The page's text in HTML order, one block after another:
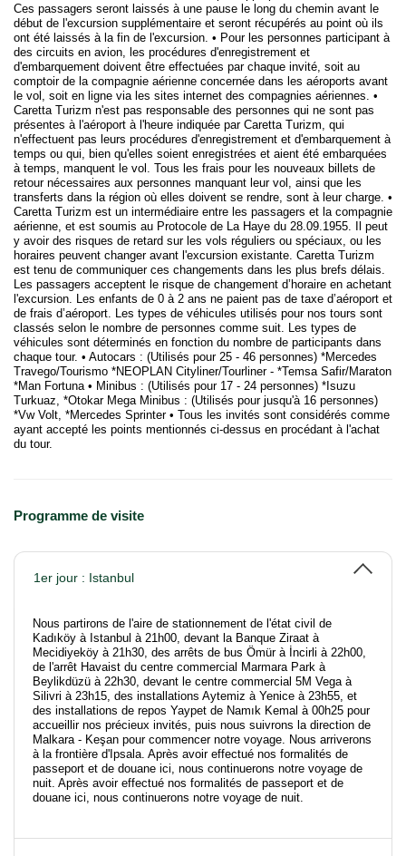
Ces passagers seront laissés à une pause le long du chemin avant le
début de l'excursion supplémentaire et seront récupérés au point où ils
ont été laissés à la fin de l'excursion. • Pour les personnes participant à
des circuits en avion, les procédures d'enregistrement et
d'embarquement doivent être effectuées par chaque invité, soit au
comptoir de la compagnie aérienne concernée dans les aéroports avant
le vol, soit en ligne via les sites internet des compagnies aériennes. •
Caretta Turizm n'est pas responsable des personnes qui ne sont pas
présentes à l'aéroport à l'heure indiquée par Caretta Turizm, qui
n'effectuent pas leurs procédures d'enregistrement et d'embarquement à
temps ou qui, bien qu'elles soient enregistrées et aient été embarquées
à temps, manquent le vol. Tous les frais pour les nouveaux billets de
retour nécessaires aux personnes manquant leur vol, ainsi que les
transferts dans la région où elles doivent se rendre, sont à leur charge. •
Caretta Turizm est un intermédiaire entre les passagers et la compagnie
aérienne, et est soumis au Protocole de La Haye du 28.09.1955. Il peut
y avoir des risques de retard sur les vols réguliers ou spéciaux, ou les
horaires peuvent changer avant l'excursion existante. Caretta Turizm
est tenu de communiquer ces changements dans les plus brefs délais.
Les passagers acceptent le risque de changement d’horaire en achetant
l'excursion. Les enfants de 0 à 2 ans ne paient pas de taxe d’aéroport et
de frais d’aéroport. Les types de véhicules utilisés pour nos tours sont
classés selon le nombre de personnes comme suit. Les types de
véhicules sont déterminés en fonction du nombre de participants dans
chaque tour. • Autocars : (Utilisés pour 25 - 46 personnes) *Mercedes
Travego/Tourismo *NEOPLAN Cityliner/Tourliner - *Temsa Safir/Maraton
*Man Fortuna • Minibus : (Utilisés pour 17 - 24 personnes) *Isuzu
Turkuaz, *Otokar Mega Minibus : (Utilisés pour jusqu'à 16 personnes)
*Vw Volt, *Mercedes Sprinter • Tous les invités sont considérés comme
ayant accepté les points mentionnés ci-dessus en procédant à l'achat
du tour.
Programme de visite
1er jour : Istanbul
Nous partirons de l'aire de stationnement de l'état civil de
Kadıköy à Istanbul à 21h00, devant la Banque Ziraat à
Mecidiyeköy à 21h30, des arrêts de bus Ömür à İncirli à 22h00,
de l'arrêt Havaist du centre commercial Marmara Park à
Beylikdüzü à 22h30, devant le centre commercial 5M Vega à
Silivri à 23h15, des installations Aytemiz à Yenice à 23h55, et
des installations de repos Yaypet de Namık Kemal à 00h25 pour
accueillir nos précieux invités, puis nous suivrons la direction de
Malkara - Keşan pour commencer notre voyage. Nous arriverons
à la frontière d'Ipsala. Après avoir effectué nos formalités de
passeport et de douane ici, nous continuerons notre voyage de
nuit. Après avoir effectué nos formalités de passeport et de
douane ici, nous continuerons notre voyage de nuit.